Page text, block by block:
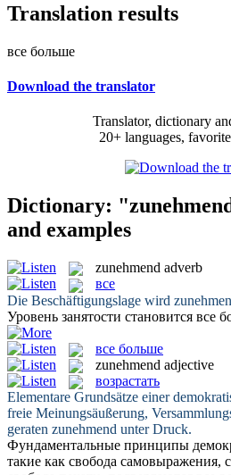
Translation results
все больше
Download the translator
Translator, dictionary
20+ languages,
Dictionary:
and examples
zunehmend adverb
все
Die Beschäftigungslage wird
Уровень занятости становится все
все больше
zunehmend adjective
возрастать
Elementare Grundsätze einer
freie Meinungsäußerung,
geraten zunehmend unter Druck.
Фундаментальные принципы
такие как свобода самовыражения,